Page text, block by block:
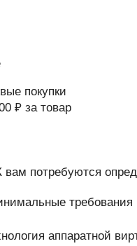
покупки
₽ за товар
потребуются
требования
аппаратной